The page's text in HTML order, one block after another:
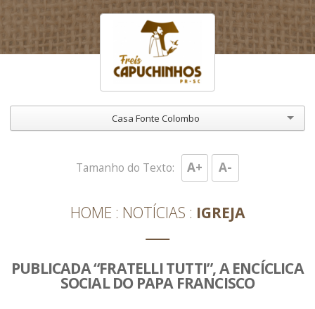
Casa Fonte Colombo
HOME NOTÍCIAS IGREJA
Tamanho do Texto: A+ A-
PUBLICADA “FRATELLI TUTTI”, A ENCÍCLICA
SOCIAL DO PAPA FRANCISCO